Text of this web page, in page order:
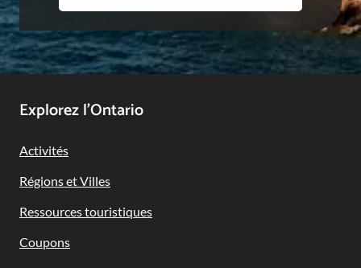
Footer
Navigation
Explorez l’Ontario
Activités
Régions et Villes
Ressources touristiques
Coupons